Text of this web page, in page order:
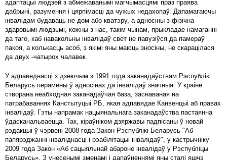
адаптацыі людзей з абмежаванымі магчымасцямі праз праява
дабрыні, разумення і цярпімасці да чужых недахопаў. Дапамагаючы
інвалідам будаваць не дом або кватэру, а адносіны з фізічна
здаровымі людзьмі, кожны з нас, такім чынам, прыкладае намаганні
да таго, каб навакольны інвалідаў свет не павузіўся да памераў
пакоя, а колькасць асоб, з якімі яны маюць зносіны, не скарацілася
да двух -чатырох чалавек.
У адпаведнасці з дзеючым з 1991 года заканадаўствам Рэспублікі
Беларусь перамены ў адносінах да інвалідаў значныя. У краіне
створана неабходная заканадаўчая база, заснаваная на
патрабаваннях Канстытуцыі РБ, якая адпавядае Канвенцыі аб правах
інвалідаў. Гэты напрамак нацыянальнага заканадаўства пастаянна
ўдасканальваецца. Так, кіраўніком дзяржавы падпісаны ў новай
рэдакцыі ў чэрвені 2008 года Закон Рэспублікі Беларусь "Аб
папярэджанні інваліднасці і рэабілітацыі інвалідаў", у кастрычніку
2009 года Закон «Аб сацыяльнай абароне інвалідаў у Рэспубліцы
Беларусь». З унесенымі зменамі і дапаўненнямі яны сталі яшчэ